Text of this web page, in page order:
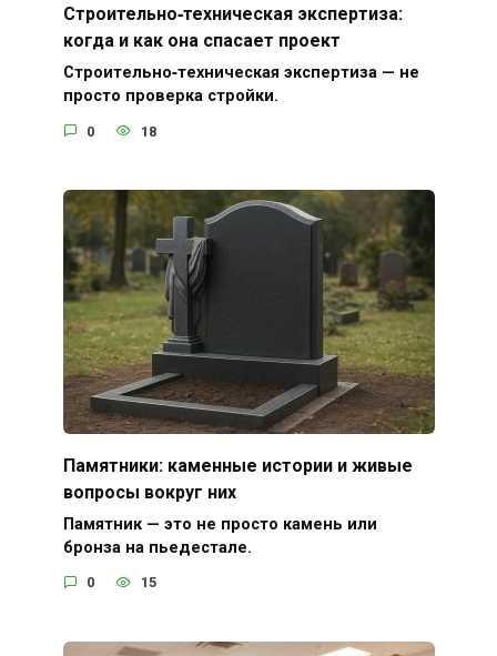
Строительно‑техническая экспертиза:
когда и как она спасает проект
Строительно‑техническая экспертиза — не
просто проверка стройки.
0 18
Памятники: каменные истории и живые
вопросы вокруг них
Памятник — это не просто камень или
бронза на пьедестале.
0 15